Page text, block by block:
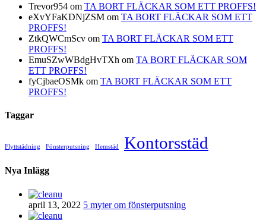
Trevor954 om TA BORT FLÄCKAR SOM ETT PROFFS!
eXvYFaKDNjZSM om TA BORT FLÄCKAR SOM ETT
PROFFS!
ZtkQWCmScv om TA BORT FLÄCKAR SOM ETT
PROFFS!
EmuSZwWBdgHvTXh om TA BORT FLÄCKAR SOM
ETT PROFFS!
fyCjbaeOSMk om TA BORT FLÄCKAR SOM ETT
PROFFS!
Taggar
Flyttstädning Fönsterputsning Hemstäd Kontorsstäd
Nya Inlägg
april 13, 2022 5 myter om fönsterputsning